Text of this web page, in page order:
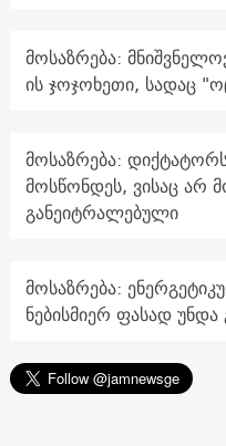
მოსაზრება:
ის ჯოჯოხეთი, სადაც
მოსაზრება:
მოსწონდეს, ვისაც არ
განეიტრალებული
მოსაზრება:
ნებისმიერ ფასად